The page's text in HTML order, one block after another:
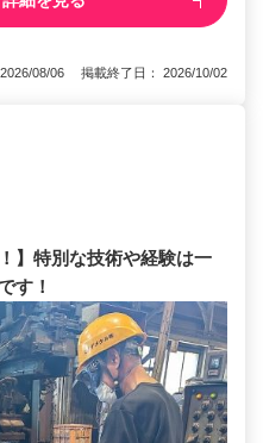
08/06 掲載終了日： 2026/10/02
】特別な技術や経験は一
す！